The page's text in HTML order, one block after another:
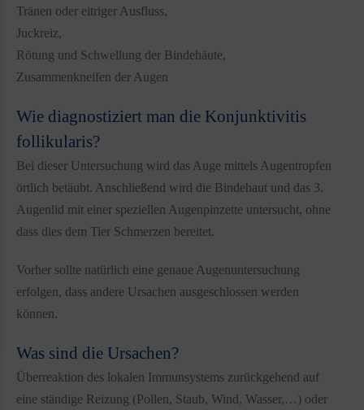
Tränen oder eitriger Ausfluss,
Juckreiz,
Rötung und Schwellung der Bindehäute,
Zusammenkneifen der Augen
Wie diagnostiziert man die Konjunktivitis
follikularis?
Bei dieser Untersuchung wird das Auge mittels Augentropfen
örtlich betäubt. Anschließend wird die Bindehaut und das 3.
Augenlid mit einer speziellen Augenpinzette untersucht, ohne
dass dies dem Tier Schmerzen bereitet.
Vorher sollte natürlich eine genaue Augenuntersuchung
erfolgen, dass andere Ursachen ausgeschlossen werden
können.
Was sind die Ursachen?
Überreaktion des lokalen Immunsystems zurückgehend auf
eine ständige Reizung (Pollen, Staub, Wind, Wasser,…) oder